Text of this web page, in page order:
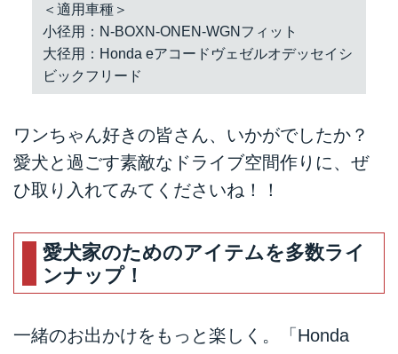
＜適用車種＞
小径用：N-BOXN-ONEN-WGNフィット
大径用：Honda eアコードヴェゼルオデッセイシ
ビックフリード
ワンちゃん好きの皆さん、いかがでしたか？
愛犬と過ごす素敵なドライブ空間作りに、ぜ
ひ取り入れてみてくださいね！！
愛犬家のためのアイテムを多数ライ
ンナップ！
一緒のお出かけをもっと楽しく。「Honda